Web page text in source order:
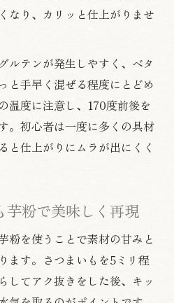
衣がもたらす軽やか食感
楽しめる芋粉衣のコツ
がる家庭の美味しさ発見
なり、カリッと仕上がりませ
ルテンが発生しやすく、ベタ
と手早く混ぜる程度にとどめ
温度に注意し、170度前後を
。初心者は一度に多くの具材
と仕上がりにムラが出にくく
芋粉で美味しく再現
粉を使うことで素材の甘みと
ます。さつまいもを5ミリ程
してアク抜きをした後、キッ